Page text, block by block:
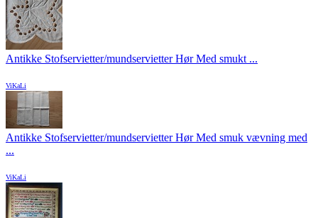
Antikke Stofservietter/mundservietter Hør Med smukt ...
ViKaLi
Antikke Stofservietter/mundservietter Hør Med smuk vævning med
...
ViKaLi